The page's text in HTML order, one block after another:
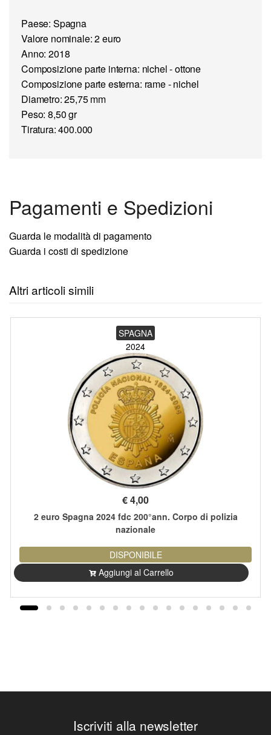
Paese: Spagna
Valore nominale: 2 euro
Anno: 2018
Composizione parte interna: nichel - ottone
Composizione parte esterna: rame - nichel
Diametro: 25,75 mm
Peso: 8,50 gr
Tiratura: 400.000
Pagamenti e Spedizioni
Guarda le modalità di pagamento
Guarda i costi di spedizione
Altri articoli simili
SPAGNA
2024
€4,00
2 euro Spagna 2024 fdc 200°ann. Corpo di polizia
nazionale
DISPONIBILE
Aggiungi al Carrello
Iscriviti alla newsletter